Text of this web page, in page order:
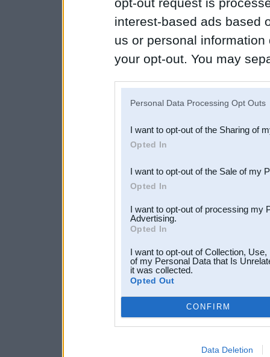
interest-based ads based
us or personal
your opt-out. You may
Downstream Participants
third parties.
Personal Data Processing Opt Outs
I want to opt-out of the Sharing of
Opted In
I want to opt-out of the Sale of my
Opted In
I want to opt-out of processing my
Advertising.
Opted In
I want to opt-out of Collection,
of my Personal Data that Is
it was collected.
Opted Out
CONFIRM
Data Deletion